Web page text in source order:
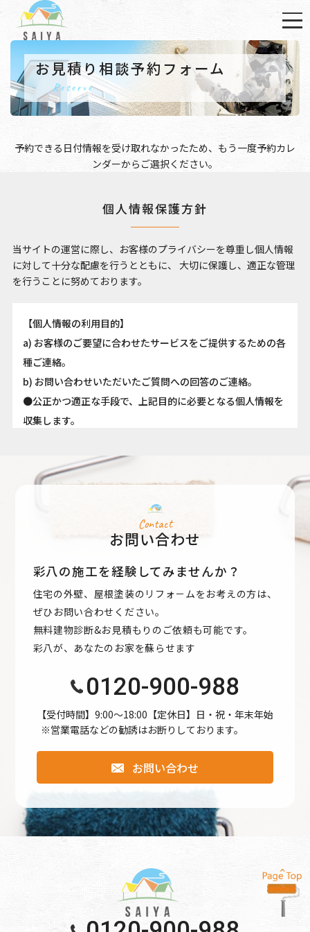
お見積り相談予約フォーム
Reserve
予約できる日付情報を受け取れなかったため、もう一度予約カレ
ンダーからご選択ください。
個人情報保護方針
当サイトの運営に際し、お客様のプライバシーを尊重し個人情報
に対して十分な配慮を行うとともに、 大切に保護し、適正な管理
を行うことに努めております。
【個人情報の利用目的】
a) お客様のご要望に合わせたサービスをご提供するための各
種ご連絡。
b) お問い合わせいただいたご質問への回答のご連絡。
●公正かつ適正な手段で、上記目的に必要となる個人情報を
収集します。
●取得した個人情報は、ご本人の同意なしに上記利用目的以
●情報が漏洩しないよう対策を講じ、従業員だけでなく委託
人の同意を得ずに第三者に情報を提供しません。
●ご本人からの求めに応じ、当該ご本人の個人情報を開示し
ます。
●公開された個人情報が事実と異なる場合、訂正や削除に応
じます。
●本個人情報保護方針は、当サイト内で適用されるもので
より良いサービスの提供、またユーザビリティの向上のた
め、Googleアナリティクスを使用し、当サイトの利用状況
「Cookie」を通じて、Googleがお客様のIPアドレスなどの
情報を収集する場合がありますが、「Cookie」で収集され
る情報は個人を特定できるものではありません。
収集されたデータはGoogleのプライバシーポリシーにおい
Contact
お問い合わせ
彩八の施工を経験してみませんか？
住宅の外壁、屋根塗装のリフォ－ムをお考えの方は、
ぜひお問い合わせください。
無料建物診断&お見積もりのご依頼も可能です。
彩八が、あなたのお家を蘇らせます
0120-900-988
【受付時間】9:00〜18:00【定休日】日・祝・年末年始
※営業電話などの勧誘はお断りしております。
お問い合わせ